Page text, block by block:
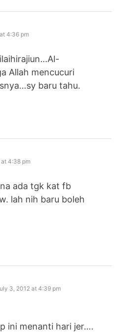
4:36 pm
Allah mencucuri
baru tahu.
4:38 pm
ada tgk kat fb
lah nih baru boleh
3, 2012 at 4:39 pm
ini menanti hari jer….